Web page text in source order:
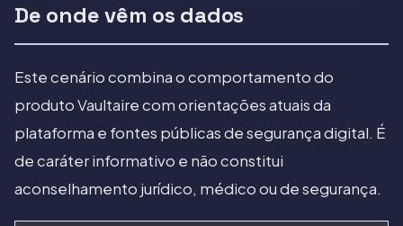
De onde vêm os dados
Este cenário combina o comportamento do
produto Vaultaire com orientações atuais da
plataforma e fontes públicas de segurança digital. É
de caráter informativo e não constitui
aconselhamento jurídico, médico ou de segurança.